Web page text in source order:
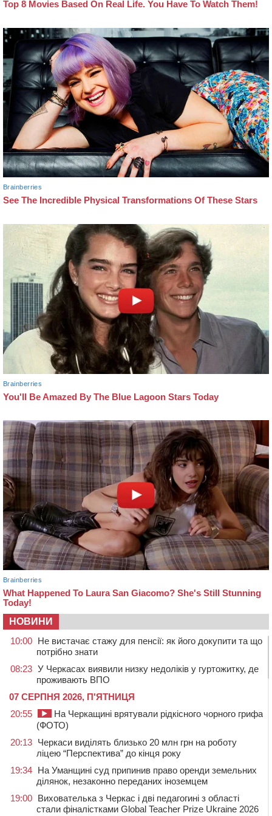
НОВИНИ
10:00 Не вистачає стажу для пенсії: як його докупити та що
потрібно знати
08:23 У Черкасах виявили низку недоліків у гуртожитку, де
проживають ВПО
07 СЕРПНЯ 2026, П'ЯТНИЦЯ
20:55
На Черкащині врятували рідкісного чорного грифа
(ФОТО)
20:13 Черкаси виділять близько 20 млн грн на роботу
ліцею “Перспектива” до кінця року
19:34 На Уманщині суд припинив право оренди земельних
ділянок, незаконно переданих іноземцем
19:00 Вихователька з Черкас і дві педагогині з області
стали фіналістками Global Teacher Prize Ukraine 2026